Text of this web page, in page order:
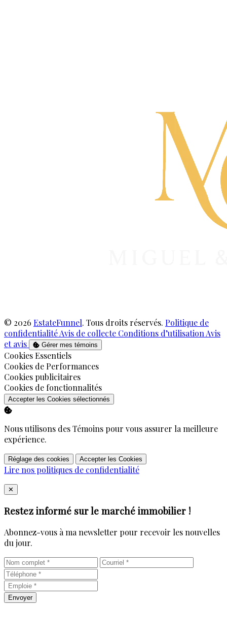
© 2026 EstateFunnel. Tous droits réservés. Politique de
confidentialitéAvis de collecte Conditions d’utilisationAvis
et avis
Gérer mes témoins
Activer
Cookies Essentiels
Activer
Cookies de Performances
Activer
Cookies publicitaires
Activer
Cookies de fonctionnalités
Accepter les Cookies sélectionnés
Nous utilisons des Témoins pour vous assurer la meilleure
expérience.
Réglage des cookies Accepter les Cookies
Lire nos politiques de confidentialité
Close
✕
Restez informé sur le marché immobilier !
Abonnez-vous à ma newsletter pour recevoir les nouvelles
du jour.
Envoyer